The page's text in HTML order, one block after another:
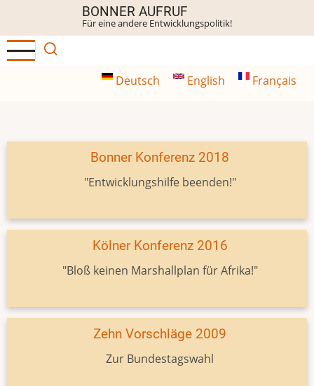
Inhalt
BONNER AUFRUF
Für eine andere Entwicklungspolitik!
Deutsch English Français
Bonner Konferenz 2018
"Entwicklungshilfe beenden!"
Kölner Konferenz 2016
"Bloß keinen Marshallplan für Afrika!"
Zehn Vorschläge 2009
Zur Bundestagswahl